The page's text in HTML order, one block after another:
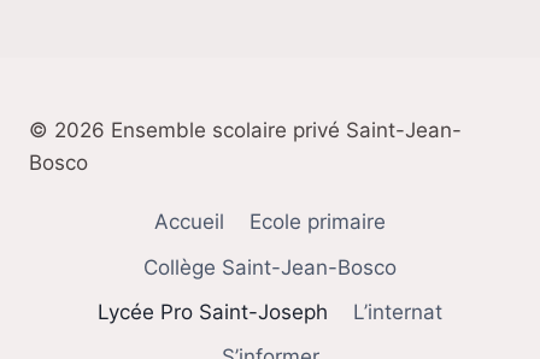
© 2026 Ensemble scolaire privé Saint-Jean-
Bosco
Accueil
Ecole primaire
Collège Saint-Jean-Bosco
Lycée Pro Saint-Joseph
L’internat